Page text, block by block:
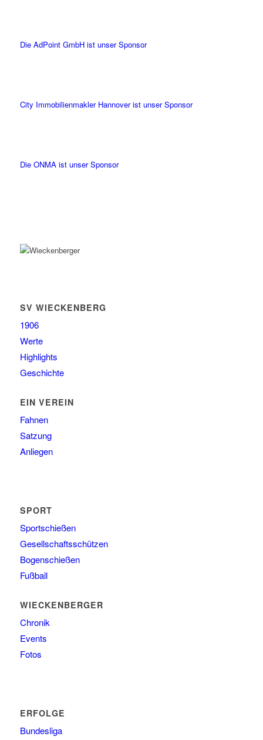
Die AdPoint GmbH ist unser Sponsor
City Immobilienmakler Hannover ist unser Sponsor
Die ONMA ist unser Sponsor
SV WIECKENBERG
1906
Werte
Highlights
Geschichte
EIN VEREIN
Fahnen
Satzung
Anliegen
SPORT
Sportschießen
Gesellschaftsschützen
Bogenschießen
Fußball
WIECKENBERGER
Chronik
Events
Fotos
ERFOLGE
Bundesliga